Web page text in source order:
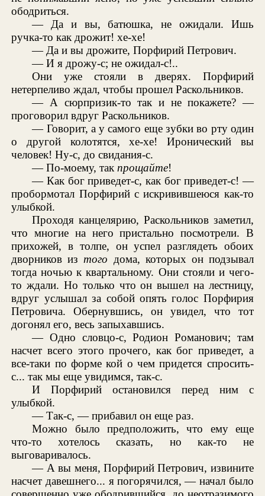
ободриться.
— Да и вы, батюшка, не ожидали. Ишь
ручка-то как дрожит! хе-хе!
— Да и вы дрожите, Порфирий Петрович.
— И я дрожу-с; не ожидал-с!..
Они уже стояли в дверях. Порфирий
нетерпеливо ждал, чтобы прошел Раскольников.
— А сюрпризик-то так и не покажете? —
проговорил вдруг Раскольников.
— Говорит, а у самого еще зубки во рту один
о другой колотятся, хе-хе! Иронический вы
человек! Ну-с, до свидания-с.
— По-моему, так прощайте!
— Как бог приведет-с, как бог приведет-с! —
пробормотал Порфирий с искривившеюся как-то
улыбкой.
Проходя канцелярию, Раскольников заметил,
что многие на него пристально посмотрели. В
прихожей, в толпе, он успел разглядеть обоих
дворников из того дома, которых он подзывал
тогда ночью к квартальному. Они стояли и чего-
то ждали. Но только что он вышел на лестницу,
вдруг услышал за собой опять голос Порфирия
Петровича. Обернувшись, он увидел, что тот
догонял его, весь запыхавшись.
— Одно словцо-с, Родион Романович; там
насчет всего этого прочего, как бог приведет, а
все-таки по форме кой о чем придется спросить-
с... так мы еще увидимся, так-с.
И Порфирий остановился перед ним с
улыбкой.
— Так-с, — прибавил он еще раз.
Можно было предположить, что ему еще
что-то хотелось сказать, но как-то не
выговаривалось.
— А вы меня, Порфирий Петрович, извините
насчет давешнего... я погорячился, — начал было